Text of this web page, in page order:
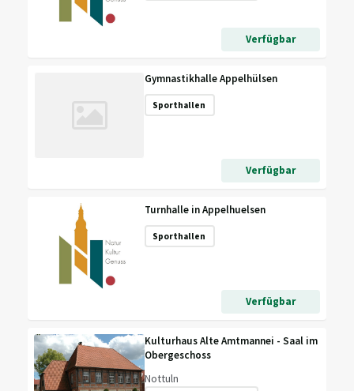
Verfügbar
Gymnastikhalle Appelhülsen
Sporthallen
Verfügbar
Turnhalle in Appelhuelsen
Sporthallen
Verfügbar
Kulturhaus Alte Amtmannei - Saal im
Obergeschoss
Nottuln